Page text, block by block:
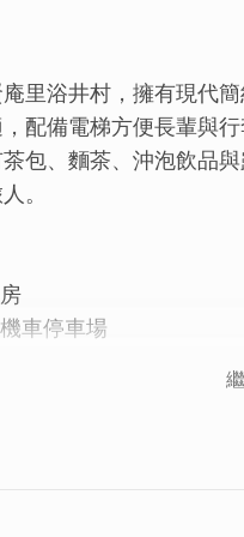
里浴井村，擁有現代
配備電梯方便長輩與
包、麵茶、沖泡飲品
。
車停車場